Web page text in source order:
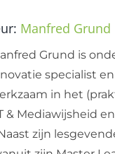
Manfred Grund
Grund is
specialist en
in het
& Mediawijsheid
zijn